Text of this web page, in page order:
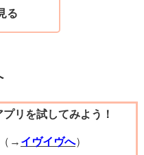
、お渡しした方が好印象
リを試してみよう！
→ イヴイヴへ）